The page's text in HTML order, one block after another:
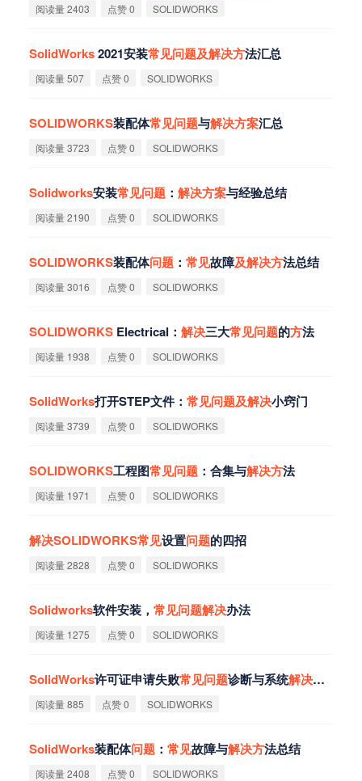
阅读量 2403 点赞 0 SOLIDWORKS
SolidWorks2021安装常见问题及解决方法汇总
阅读量 507 点赞 0 SOLIDWORKS
SOLIDWORKS装配体常见问题与解决方案汇总
阅读量 3723 点赞 0 SOLIDWORKS
Solidworks安装常见问题 ： 解决方案与经验总结
阅读量 2190 点赞 0 SOLIDWORKS
SOLIDWORKS装配体问题 ： 常见故障及解决方法总结
阅读量 3016 点赞 0 SOLIDWORKS
SOLIDWORKS Electrical： 解决三大常见问题的方法
阅读量 1938 点赞 0 SOLIDWORKS
SolidWorks打开STEP文件： 常见问题及解决小窍门
阅读量 3739 点赞 0 SOLIDWORKS
SOLIDWORKS工程图常见问题 ：合集与解决方法
阅读量 1971 点赞 0 SOLIDWORKS
解决SOLIDWORKS常见设置问题的四招
阅读量 2828 点赞 0 SOLIDWORKS
Solidworks软件安装， 常见问题解决办法
阅读量 1275 点赞 0 SOLIDWORKS
SolidWorks许可证申请失败常见问题诊断与系统解决方
阅读量 885 点赞 0 SOLIDWORKS
SolidWorks装配体问题 ： 常见故障与解决方法总结
阅读量 2408 点赞 0 SOLIDWORKS